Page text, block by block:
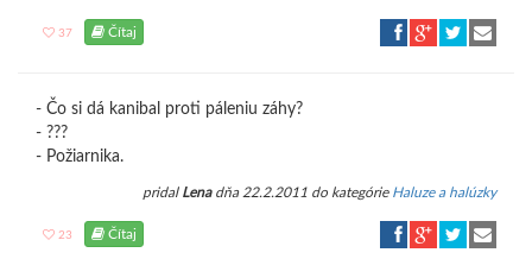
37 Čítaj
- Čo si dá kanibal proti páleniu záhy?
- ???
- Požiarnika.
pridal Lenadňa 22.2.2011 do kategórie Haluze a halúzky
23 Čítaj